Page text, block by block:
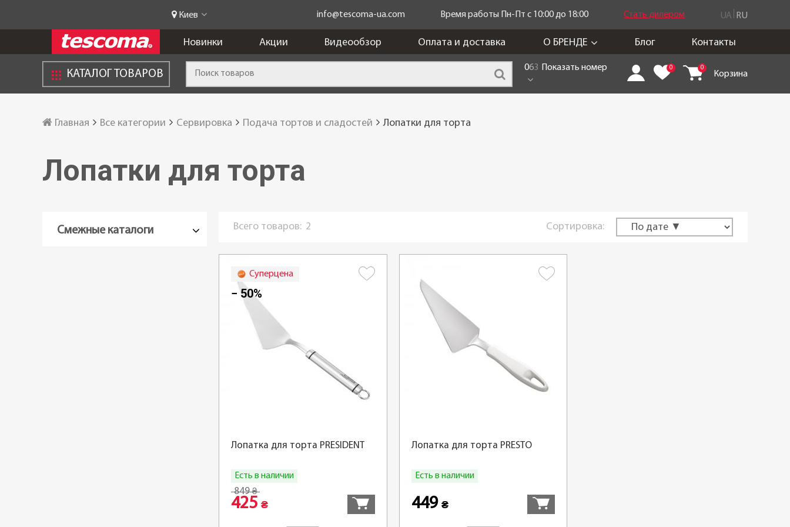
Киев info@tescoma-ua.com Время работы Пн-Пт c 10:00 до 18:00 Стать дилером UA RU
Новинки Акции Видеообзор Оплата и доставка О БРЕНДЕ Блог Контакты
КАТАЛОГ ТОВАРОВ
063 Показать номер 0 0
Корзина
Главная Все категории Сервировка Подача тортов и сладостей Лопатки для торта
Лопатки для торта
Смежные каталоги Всего товаров: 2 Сортировка:
Суперцена
− 50%
Лопатка для торта PRЕSIDENT
Есть в наличии
849₴
425 ₴
Лопатка для торта PRESTO
Есть в наличии
449 ₴